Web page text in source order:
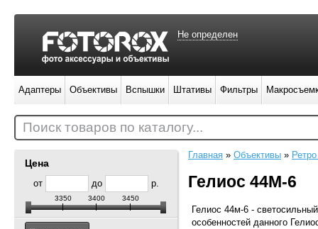
Цена
от до р.
3350 3400 3450
Главная » Объективы »
Гелиос 44М-6
Гелиос 44м-6 -
особенностей данного
Не определен
Адаптеры Объективы Вспышки Штативы Фильтры
Поиск товаров по каталогу...